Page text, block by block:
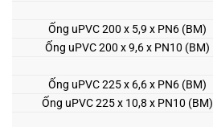
Ống uPVC 200 x 5,9 x PN6 (BM)
Ống uPVC 200 x 9,6 x PN10 (BM)
Ống uPVC 225 x 6,6 x PN6 (BM)
Ống uPVC 225 x 10,8 x PN10 (BM)